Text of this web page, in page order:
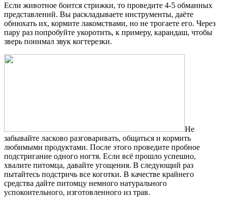
Если животное боится стрижки, то проведите 4-5 обманных
представлений. Вы раскладываете инструменты, даёте
обнюхать их, кормите лакомствами, но не трогаете его. Через
пару раз попробуйте укоротить, к примеру, карандаш, чтобы
зверь понимал звук когтерезки.
Не
забывайте ласково разговаривать, общаться и кормить
любимыми продуктами. После этого проведите пробное
подстригание одного ногтя. Если всё прошло успешно,
хвалите питомца, давайте угощения. В следующий раз
пытайтесь подстричь все коготки. В качестве крайнего
средства дайте питомцу немного натурального
успокоительного, изготовленного из трав.